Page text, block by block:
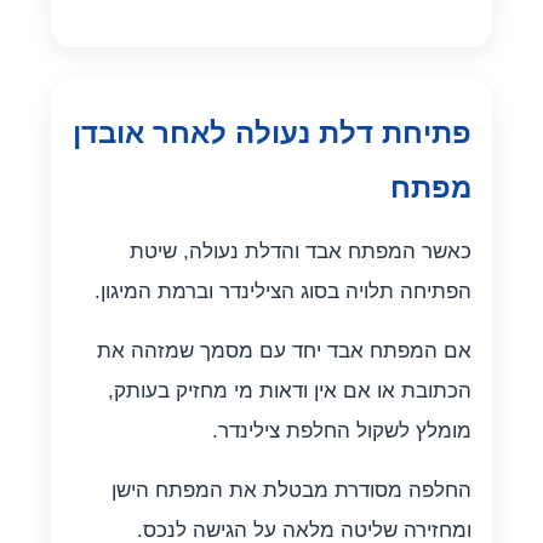
פתיחת דלת נעולה לאחר אובדן
מפתח
כאשר המפתח אבד והדלת נעולה, שיטת
הפתיחה תלויה בסוג הצילינדר וברמת המיגון.
אם המפתח אבד יחד עם מסמך שמזהה את
הכתובת או אם אין ודאות מי מחזיק בעותק,
מומלץ לשקול החלפת צילינדר.
החלפה מסודרת מבטלת את המפתח הישן
ומחזירה שליטה מלאה על הגישה לנכס.